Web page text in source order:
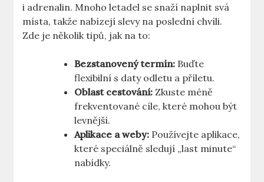
i adrenalin. Mnoho letadel se snaží naplnit svá
místa, takže nabízejí slevy na poslední chvíli.
Zde je několik tipů, jak na to:
Bezstanovený termín: Buďte
flexibilní s daty odletu a příletu.
Oblast cestování: Zkuste méně
frekventované cíle, které mohou být
levnější.
Aplikace a weby: Používejte aplikace,
které speciálně sledují „last minute“
nabídky.